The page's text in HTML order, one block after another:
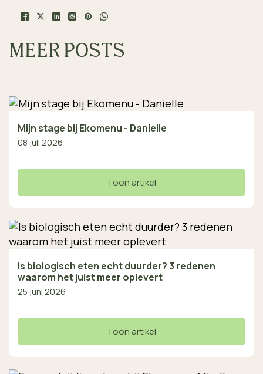
MEER POSTS
Mijn stage bij Ekomenu - Danielle
08 juli 2026
Toon artikel
Is biologisch eten echt duurder? 3 redenen
waarom het juist meer oplevert
25 juni 2026
Toon artikel